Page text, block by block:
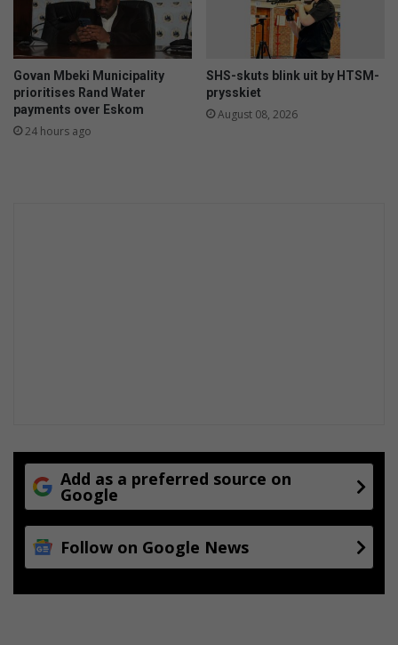
Govan Mbeki Municipality
prioritises Rand Water
payments over Eskom
24 hours ago
SHS-skuts blink uit by HTSM-
prysskiet
August 08, 2026
Add as a preferred source on
Google
Follow on Google News